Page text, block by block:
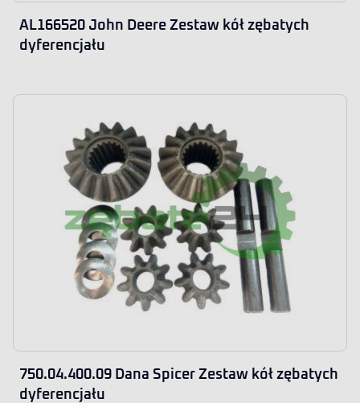
AL166520 John Deere Zestaw kół zębatych
dyferencjału
750.04.400.09 Dana Spicer Zestaw kół zębatych
dyferencjału